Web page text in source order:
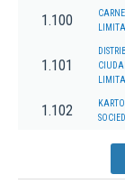
1.100
1.101
1.102